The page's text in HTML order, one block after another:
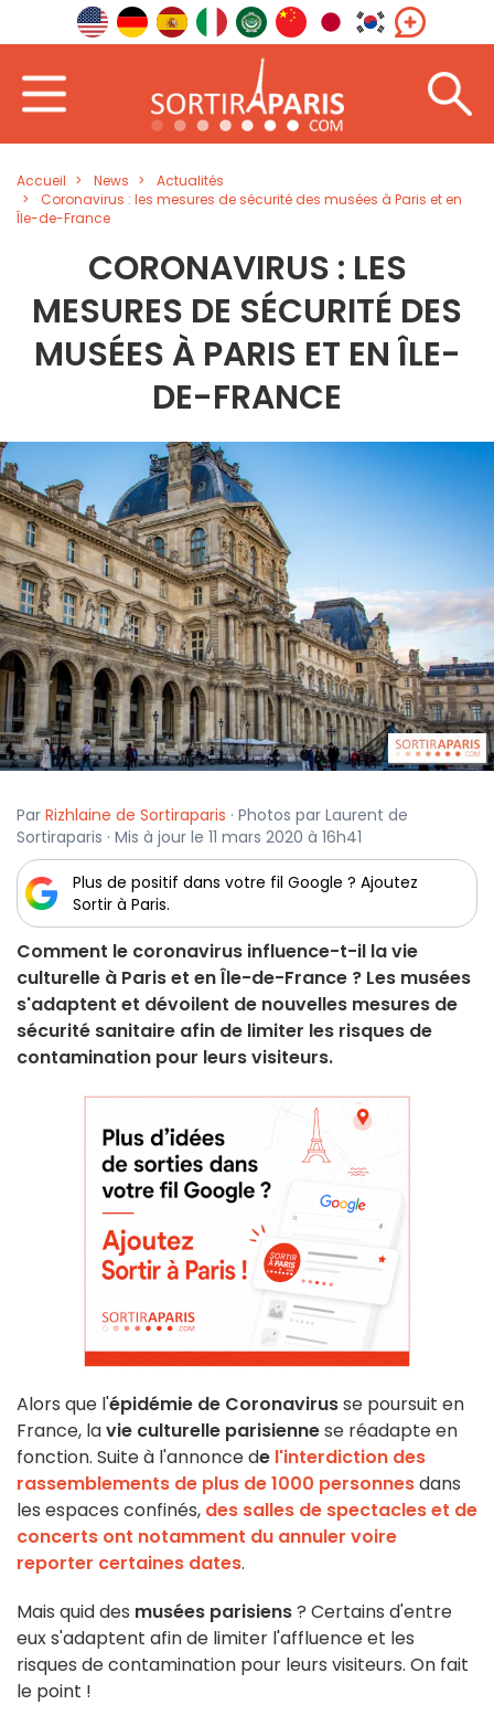
Accueil News
Actualités
Coronavirus : les mesures de sécurité des musées à Paris et en
Île-de-France
CORONAVIRUS : LES
MESURES DE SÉCURITÉ DES
MUSÉES À PARIS ET EN ÎLE-
DE-FRANCE
Par Rizhlaine de Sortiraparis · Photos par Laurent de
Sortiraparis · Mis à jour le 11 mars 2020 à 16h41
Plus de positif dans votre fil Google ? Ajoutez
Sortir à Paris.
Comment le coronavirus influence-t-il la vie
culturelle à Paris et en Île-de-France ? Les musées
s'adaptent et dévoilent de nouvelles mesures de
sécurité sanitaire afin de limiter les risques de
contamination pour leurs visiteurs.
Alors que l'épidémie de Coronavirusse poursuit en
France, lavie culturelle parisiennese réadapte en
fonction. Suite à l'annonce de l'interdiction des
rassemblements de plus de 1000 personnesdans
les espaces confinés, des salles de spectacles et de
concerts ont notamment du annuler voire
reporter certaines dates.
Mais quid des musées parisiens? Certains d'entre
euxs'adaptent afin de limiter l'affluence et les
risques de contamination pour leurs visiteurs. On fait
le point !